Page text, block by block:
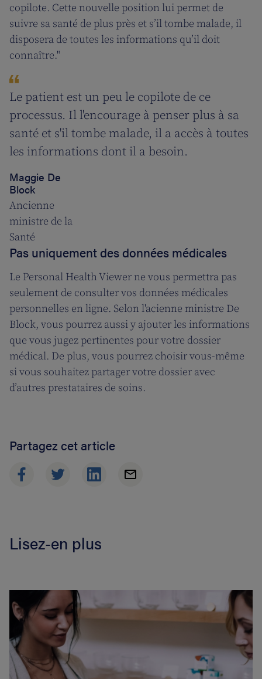
copilote. Cette nouvelle position lui permet de
suivre sa santé de plus près et s’il tombe malade, il
disposera de toutes les informations qu’il doit
connaître."
Maggie De
Block
Ancienne
ministre de la
Santé
Le patient est un peu le copilote de ce
processus. Il l'encourage à penser plus à sa
santé et s'il tombe malade, il a accès à toutes
les informations dont il a besoin.
Pas uniquement des données médicales
Le Personal Health Viewer ne vous permettra pas
seulement de consulter vos données médicales
personnelles en ligne. Selon l'acienne ministre De
Block, vous pourrez aussi y ajouter les informations
que vous jugez pertinentes pour votre dossier
médical. De plus, vous pourrez choisir vous-même
si vous souhaitez partager votre dossier avec
d’autres prestataires de soins.
Partagez cet article
Lisez-en plus